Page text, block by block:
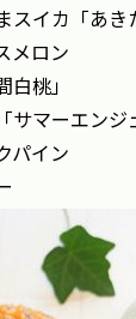
イカ「あき
メロン
桃」
マーエンジ
パイン